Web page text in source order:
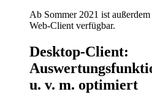
Ab Sommer 2021 ist
Web-Client verfügbar.
Desktop-Client:
u. v. m. optimiert